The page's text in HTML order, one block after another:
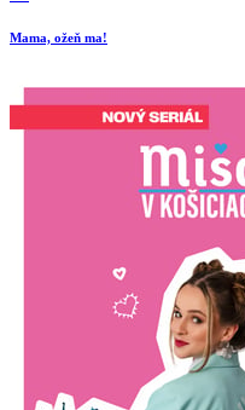
Mama, ožeň ma!